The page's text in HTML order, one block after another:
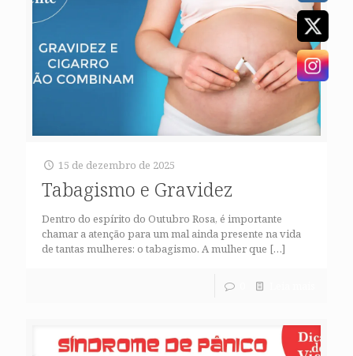
15 de dezembro de 2025
Tabagismo e Gravidez
Dentro do espírito do Outubro Rosa, é importante
chamar a atenção para um mal ainda presente na vida
de tantas mulheres: o tabagismo. A mulher que […]